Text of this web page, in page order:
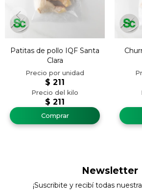
Patitas de pollo IQF Santa
Clara
$ 211
$ 211
Newsletter
¡Suscribite y recibí todas